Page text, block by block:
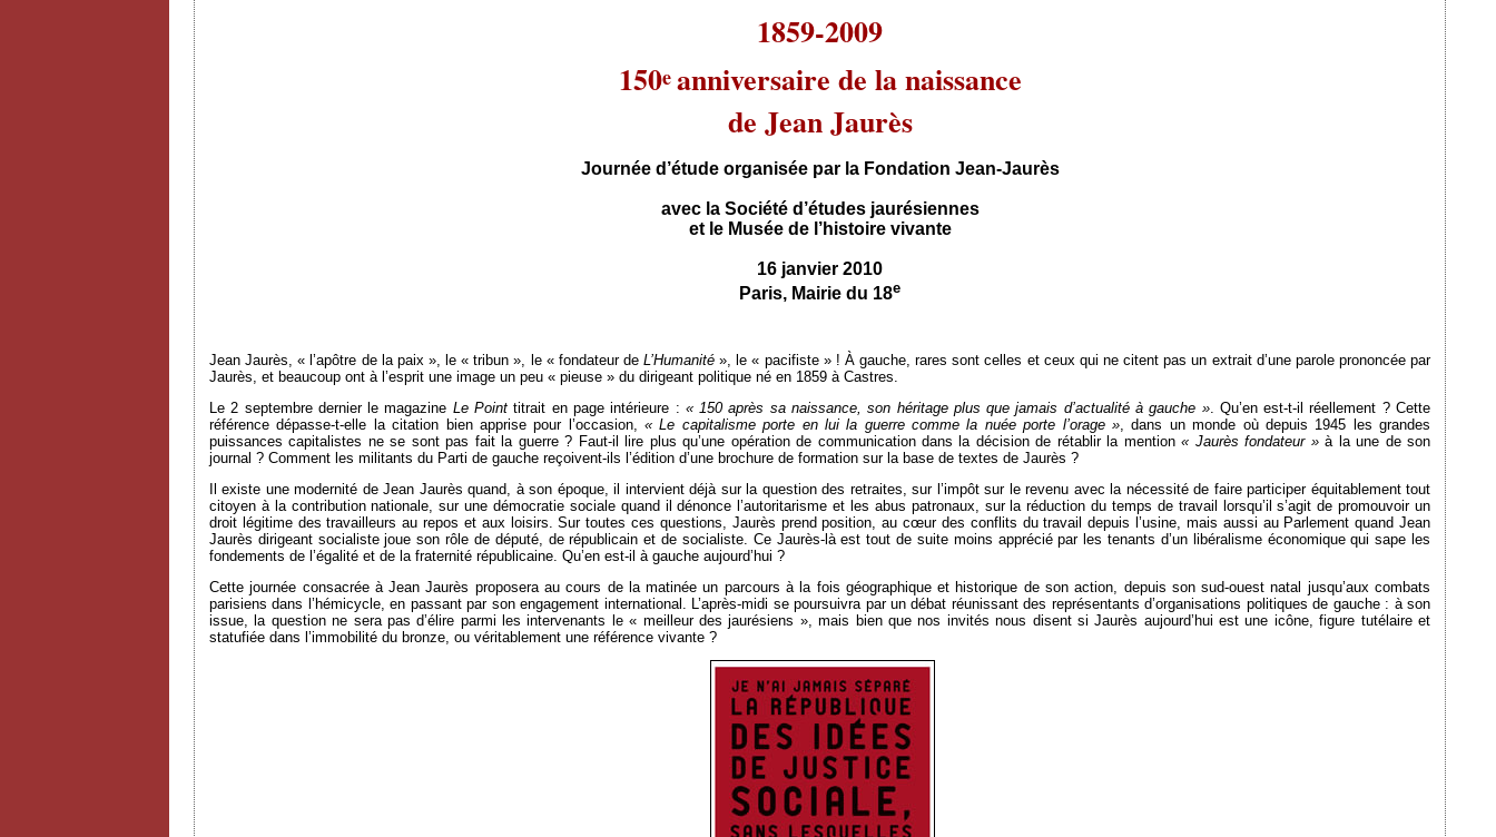
1859-2009
150e anniversaire de la naissance
de Jean Jaurès
Journée d’étude organisée par la Fondation Jean-Jaurès
avec la Société d’études jaurésiennes
et le Musée de l’histoire vivante
16 janvier 2010
Paris, Mairie du 18e
Jean Jaurès, « l’apôtre de la paix », le « tribun », le « fondateur deL’Humanité », le « pacifiste » ! À gauche, rares sont celles et ceux qui ne citent pas un extrait d’une parole prononcée par
Jaurès, et beaucoup ont à l’esprit une image un peu « pieuse » du dirigeant politique né en 1859 à Castres.
Le 2 septembre dernier le magazine Le Pointtitrait en page intérieure : « 150 après sa naissance, son héritage plus que jamais d’actualité à gauche ». Qu’en est-t-il réellement ? Cette
référence dépasse-t-elle la citation bien apprise pour l’occasion,« Le capitalisme porte en lui la guerre comme la nuée porte l’orage » , dans un monde où depuis 1945 les grandes
puissances capitalistes ne se sont pas fait la guerre ? Faut-il lire plus qu’une opération de communication dans la décision de rétablir la mention« Jaurès fondateur »à la une de son
journal ? Comment les militants du Parti de gauche reçoivent-ils l’édition d’une brochure de formation sur la base de textes de Jaurès ?
Il existe une modernité de Jean Jaurès quand, à son époque, il intervient déjà sur la question des retraites, sur l’impôt sur le revenu avec la nécessité de faire participer équitablement tout
citoyen à la contribution nationale, sur une démocratie sociale quand il dénonce l’autoritarisme et les abus patronaux, sur la réduction du temps de travail lorsqu’il s’agit de promouvoir un
droit légitime des travailleurs au repos et aux loisirs. Sur toutes ces questions, Jaurès prend position, au cœur des conflits du travail depuis l’usine, mais aussi au Parlement quand Jean
Jaurès dirigeant socialiste joue son rôle de député, de républicain et de socialiste. Ce Jaurès-là est tout de suite moins apprécié par les tenants d’un libéralisme économique qui sape les
fondements de l’égalité et de la fraternité républicaine. Qu’en est-il à gauche aujourd’hui ?
Cette journée consacrée à Jean Jaurès proposera au cours de la matinée un parcours à la fois géographique et historique de son action, depuis son sud-ouest natal jusqu’aux combats
parisiens dans l’hémicycle, en passant par son engagement international. L’après-midi se poursuivra par un débat réunissant des représentants d’organisations politiques de gauche : à son
issue, la question ne sera pas d’élire parmi les intervenants le « meilleur des jaurésiens », mais bien que nos invités nous disent si Jaurès aujourd’hui est une icône, figure tutélaire et
statufiée dans l’immobilité du bronze, ou véritablement une référence vivante ?